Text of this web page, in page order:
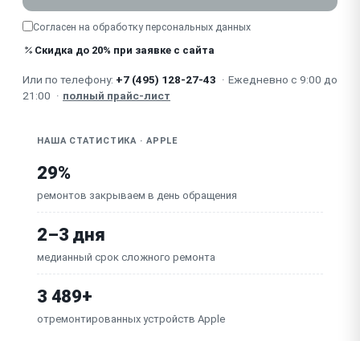
Не включается после обновления
Не подключается к iTunes
Не работает Face ID
Согласен на обработку персональных данных
Скидка до 20% при заявке с сайта
Или по телефону: +7 (495) 128-27-43 · Ежедневно с 9:00 до
21:00 · полный прайс-лист
НАША СТАТИСТИКА · APPLE
29%
ремонтов закрываем в день обращения
2–3 дня
медианный срок сложного ремонта
3 489+
отремонтированных устройств Apple